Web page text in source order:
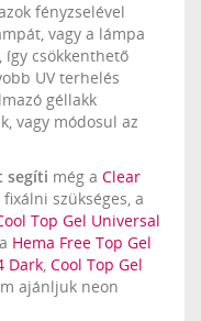
fényzselével
vagy a lámpa
így csökkenthető
UV terhelés
géllakk
vagy módosul az
segíti még a Clear
szükséges, a
Top Gel Universal
Hema Free Top Gel
Dark, Cool Top Gel
ajánljuk neon